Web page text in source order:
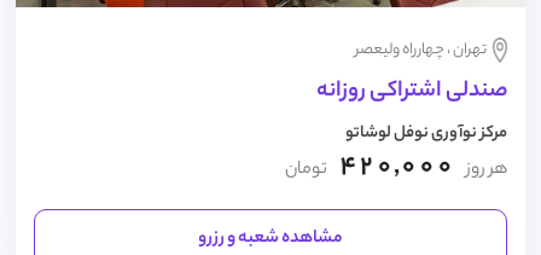
تهران ، چهارراه ولیعصر
صندلی اشتراکی روزانه
مرکز نوآوری نوفل لوشاتو
هر روز 420,000 تومان
مشاهده شعبه و رزرو